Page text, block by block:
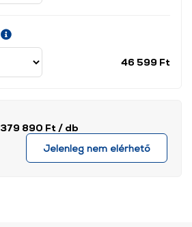
46 599 Ft
379 890 Ft / db
Jelenleg nem elérhető